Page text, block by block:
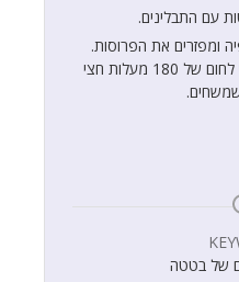
עם התבלינים.
ומפזרים את הפרוסות.
אופים בתנור שחומם מראש לחום של 180 מעלות חצי
של בטטה